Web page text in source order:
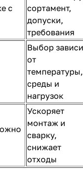
с
сортамент,
допуски,
требования
Выбор
от
температуры,
среды и
нагрузок
Ускоряет
монтаж и
сварку,
снижает
отходы